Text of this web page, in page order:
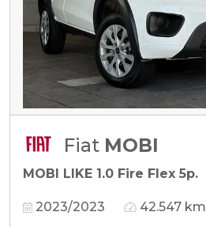
Fiat MOBI
MOBI LIKE 1.0 Fire Flex 5p.
2023/2023 42.547 km